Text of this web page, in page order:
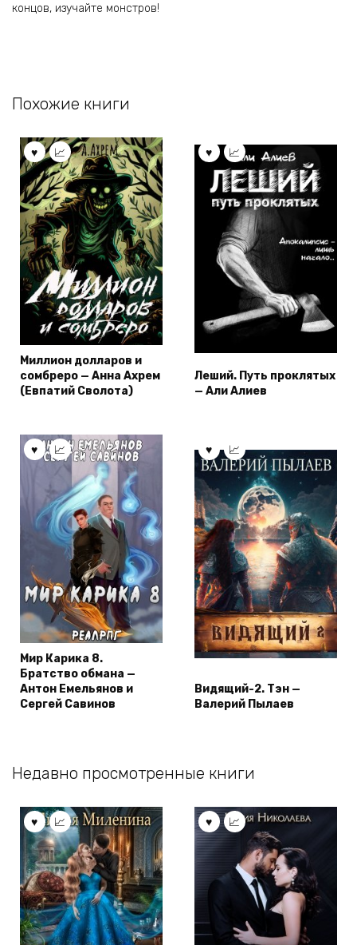
концов, изучайте монстров!
Похожие книги
Миллион долларов и
сомбреро — Анна Ахрем
(Евпатий Сволота)
Леший. Путь проклятых
— Али Алиев
Мир Карика 8.
Братство обмана —
Антон Емельянов и
Сергей Савинов
Видящий-2. Тэн —
Валерий Пылаев
Недавно просмотренные книги